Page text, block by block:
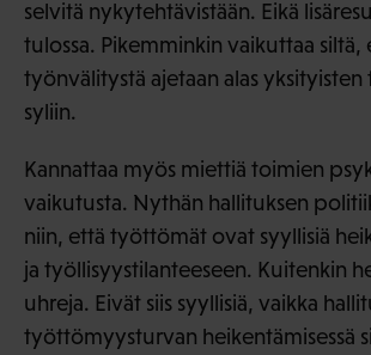
selvitä nykytehtävistään. Eikä
tulossa. Pikemminkin vaikuttaa siltä,
työnvälitystä ajetaan alas
syliin.
Kannattaa myös miettiä toimien
vaikutusta. Nythän hallituksen
niin, että työttömät ovat syyllisiä
ja työllisyystilanteeseen. Kuitenkin
uhreja. Eivät siis syyllisiä, vaikka
työttömyysturvan heikentämisessä